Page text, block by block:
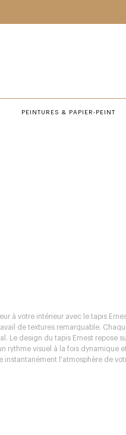
PEINTURES & PAPIER-PEINT
à votre intérieur avec le tapis
de textures remarquable.
Le design du tapis Ernest repose
rythme visuel à la fois dynamique
instantanément l'atmosphère de